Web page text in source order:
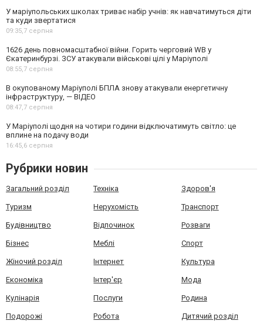
У маріупольських школах триває набір учнів: як навчатимуться діти
та куди звертатися
09:35,7 серпня
1626 день повномасштабної війни. Горить черговий WB у
Єкатеринбурзі. ЗСУ атакували військові цілі у Маріуполі
08:55,7 серпня
В окупованому Маріуполі БПЛА знову атакували енергетичну
інфраструктуру, — ВІДЕО
08:47,7 серпня
У Маріуполі щодня на чотири години відключатимуть світло: це
вплине на подачу води
16:45,6 серпня
Рубрики новин
Загальний розділ Техніка Здоров'я
Туризм Нерухомість Транспорт
Будівництво Відпочинок Розваги
Бізнес Меблі Спорт
Жіночий розділ Інтернет Культура
Економіка Інтер'єр Мода
Кулінарія Послуги Родина
Подорожі Робота Дитячий розділ